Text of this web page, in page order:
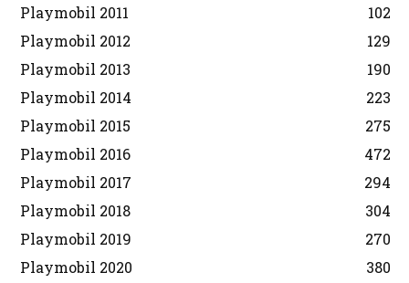
Playmobil 2011
102
Playmobil 2012
129
Playmobil 2013
190
Playmobil 2014
223
Playmobil 2015
275
Playmobil 2016
472
Playmobil 2017
294
Playmobil 2018
304
Playmobil 2019
270
Playmobil 2020
380